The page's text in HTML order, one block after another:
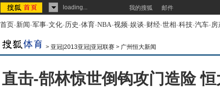
loading... 我的搜狐 邮件
首页-新闻-军事-文化-历史-体育-NBA-视频-娱谈-财经-世相-科技-汽车-房
> 亚冠|2013亚冠|亚冠联赛 > 广州恒大新闻
直击-郜林惊世倒钩攻门造险